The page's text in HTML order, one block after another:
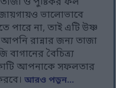
তাজা ও পুষ্টিকর ফল
ভালোভাবে
পারে না, তাই এটি উষ্ণ
রান্নার জন্য তাজা
বৈচিত্র্য
আপনাকে সফলতার
আরও পড়ুন...